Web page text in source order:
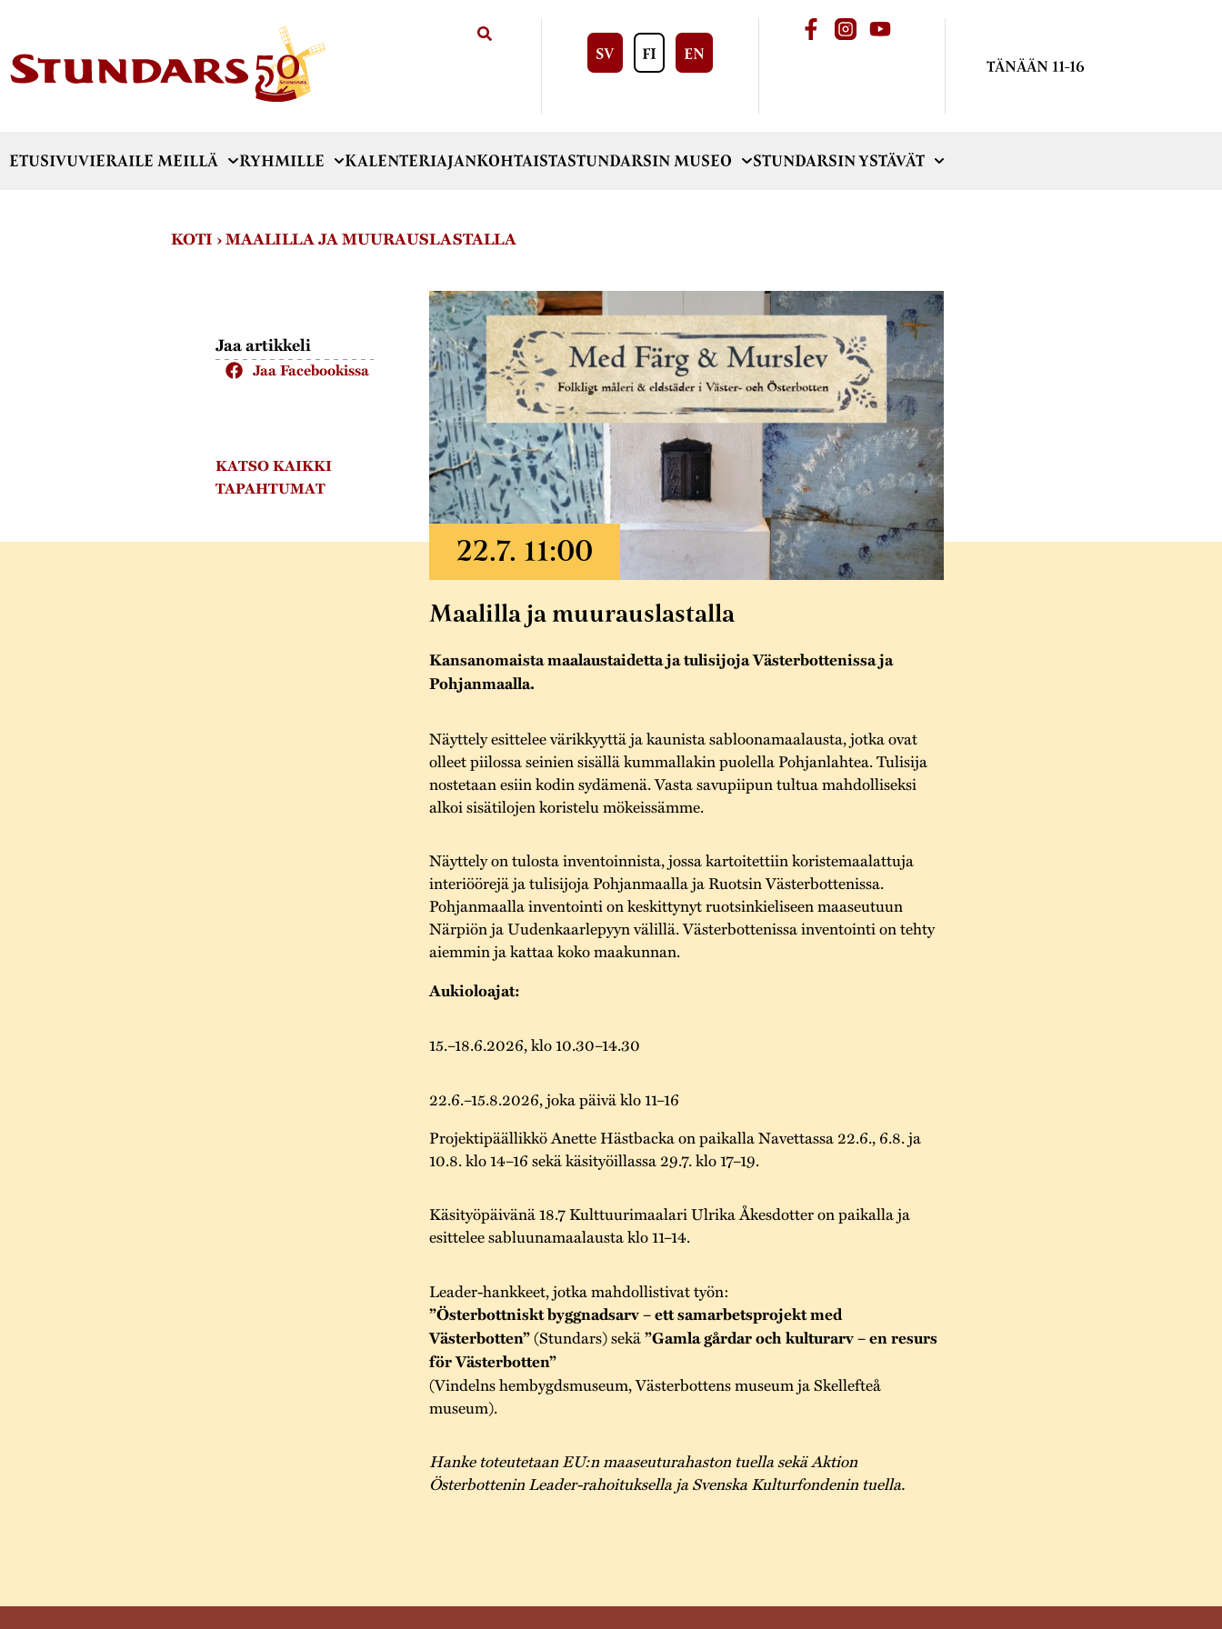
SV FI EN
TÄNÄÄN 11-16
ETUSIVUVIERAILE MEILLÄ RYHMILLE KALENTERIAJANKOHTAISTASTUNDARSIN MUSEO STUNDARSIN YSTÄVÄT
KOTI ›MAALILLA JA MUURAUSLASTALLA
Jaa artikkeli
Jaa Facebookissa
KATSO KAIKKI
TAPAHTUMAT
Maalilla ja muurauslastalla
Kansanomaista maalaustaidetta ja tulisijoja Västerbottenissa ja
Pohjanmaalla.
Näyttely esittelee värikkyyttä ja kaunista sabloonamaalausta, jotka ovat
olleet piilossa seinien sisällä kummallakin puolella Pohjanlahtea. Tulisija
nostetaan esiin kodin sydämenä. Vasta savupiipun tultua mahdolliseksi
alkoi sisätilojen koristelu mökeissämme.
Näyttely on tulosta inventoinnista, jossa kartoitettiin koristemaalattuja
interiöörejä ja tulisijoja Pohjanmaalla ja Ruotsin Västerbottenissa.
Pohjanmaalla inventointi on keskittynyt ruotsinkieliseen maaseutuun
Närpiön ja Uudenkaarlepyyn välillä. Västerbottenissa inventointi on tehty
aiemmin ja kattaa koko maakunnan.
Aukioloajat:
15.–18.6.2026, klo 10.30–14.30
22.6.–15.8.2026, joka päivä klo 11–16
Projektipäällikkö Anette Hästbacka on paikalla Navettassa 22.6., 6.8. ja
10.8. klo 14–16 sekä käsityöillassa 29.7. klo 17–19.
Käsityöpäivänä 18.7 Kulttuurimaalari Ulrika Åkesdotter on paikalla ja
esittelee sabluunamaalausta klo 11–14.
Leader-hankkeet, jotka mahdollistivat työn:
”Österbottniskt byggnadsarv – ett samarbetsprojekt med
Västerbotten”(Stundars) sekä”Gamla gårdar och kulturarv – en resurs
för Västerbotten”
(Vindelns hembygdsmuseum, Västerbottens museum ja Skellefteå
museum).
Hanke toteutetaan EU:n maaseuturahaston tuella sekä Aktion
Österbottenin Leader-rahoituksella ja Svenska Kulturfondenin tuella.